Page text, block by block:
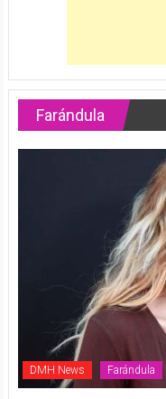
Farándula
DMH News Farándula